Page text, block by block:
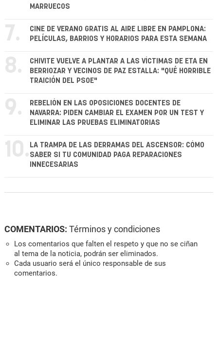
MARRUECOS
7.
CINE DE VERANO GRATIS AL AIRE LIBRE EN PAMPLONA:
PELÍCULAS, BARRIOS Y HORARIOS PARA ESTA SEMANA
8.
CHIVITE VUELVE A PLANTAR A LAS VÍCTIMAS DE ETA EN
BERRIOZAR Y VECINOS DE PAZ ESTALLA: "QUÉ HORRIBLE
TRAICIÓN DEL PSOE"
9.
REBELIÓN EN LAS OPOSICIONES DOCENTES DE
NAVARRA: PIDEN CAMBIAR EL EXAMEN POR UN TEST Y
ELIMINAR LAS PRUEBAS ELIMINATORIAS
10. LA TRAMPA DE LAS DERRAMAS DEL ASCENSOR: CÓMO
SABER SI TU COMUNIDAD PAGA REPARACIONES
INNECESARIAS
COMENTARIOS: Términos y condiciones
Los comentarios que falten el respeto y que no se ciñan
al tema de la noticia, podrán ser eliminados.
Cada usuario será el único responsable de sus
comentarios.